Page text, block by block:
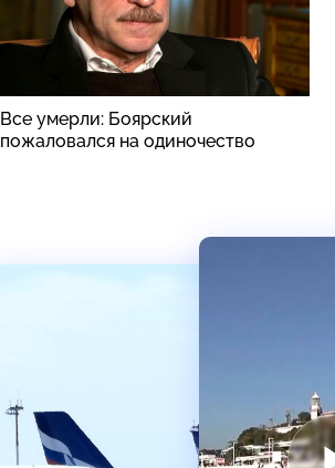
Все умерли: Боярский
пожаловался на одиночество